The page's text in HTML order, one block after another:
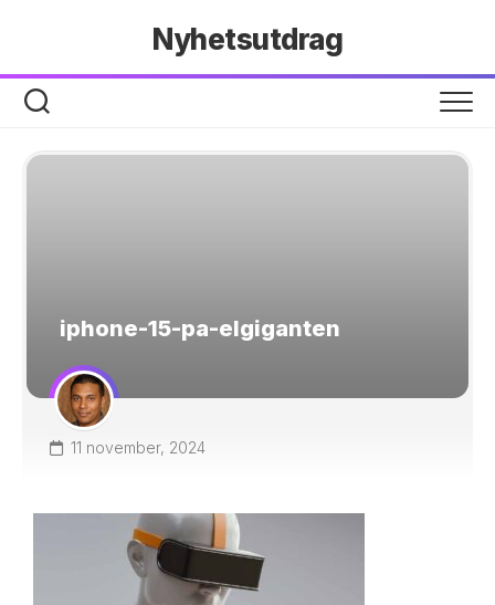
Nyhetsutdrag
iphone-15-pa-elgiganten
11 november, 2024